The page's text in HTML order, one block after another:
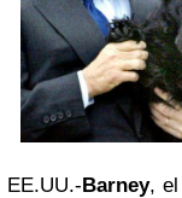
EE.UU.-Barney, el